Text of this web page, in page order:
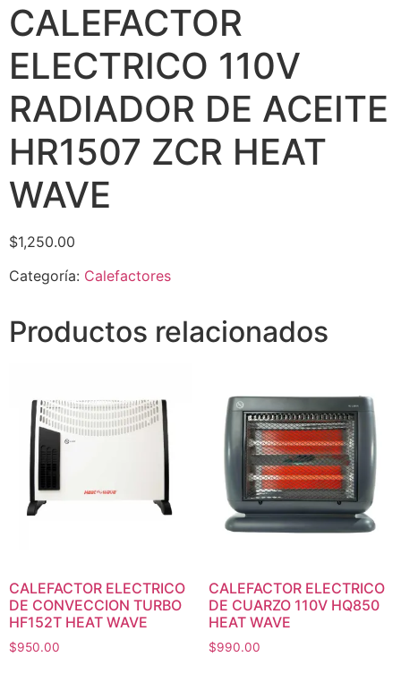
CALEFACTOR
ELECTRICO 110V
RADIADOR DE ACEITE
HR1507 ZCR HEAT
WAVE
$1,250.00
Categoría: Calefactores
Productos relacionados
CALEFACTOR ELECTRICO
DE CONVECCION TURBO
HF152T HEAT WAVE
$950.00
CALEFACTOR ELECTRICO
DE CUARZO 110V HQ850
HEAT WAVE
$990.00